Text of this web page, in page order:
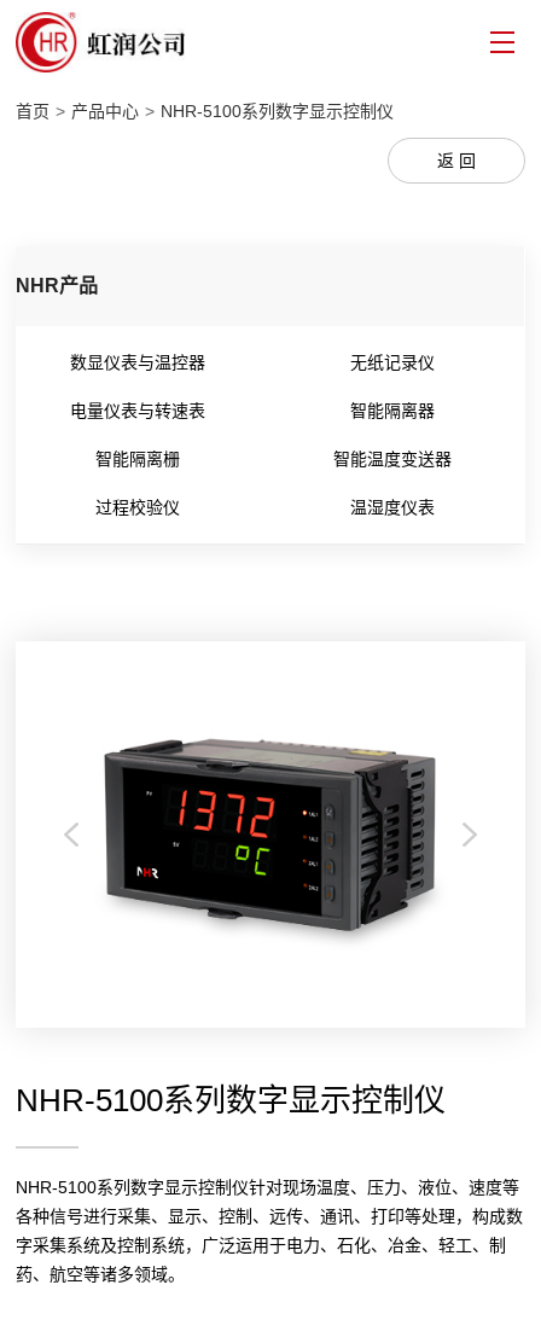
首页 > 产品中心 > NHR-5100系列数字显示控制仪
返 回
NHR产品
数显仪表与温控器 无纸记录仪
电量仪表与转速表 智能隔离器
智能隔离栅 智能温度变送器
过程校验仪 温湿度仪表
NHR-5100系列数字显示控制仪
NHR-5100系列数字显示控制仪针对现场温度、压力、液位、速度等
各种信号进行采集、显示、控制、远传、通讯、打印等处理，构成数
字采集系统及控制系统，广泛运用于电力、石化、冶金、轻工、制
药、航空等诸多领域。